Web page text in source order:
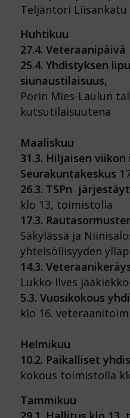
Teljäntori Liisankatu
Huhtikuu
27.4. Veteraanipäivä
25.4. Yhdistyksen
siunaustilaisuus,
Porin Mies-Laulun
kutsutilaisuutena
Maaliskuu
31.3. Hiljaisen
Seurakuntakeskus
26.3. TSPn
klo 13, toimistolla
17.3.
Säkylässä ja
yhteisöllisyyden
14.3.
Lukko-Ilves
5.3. Vuosikokous
klo 16.
Helmikuu
10.2. Paikalliset
kokous toimistolla
Tammikuu